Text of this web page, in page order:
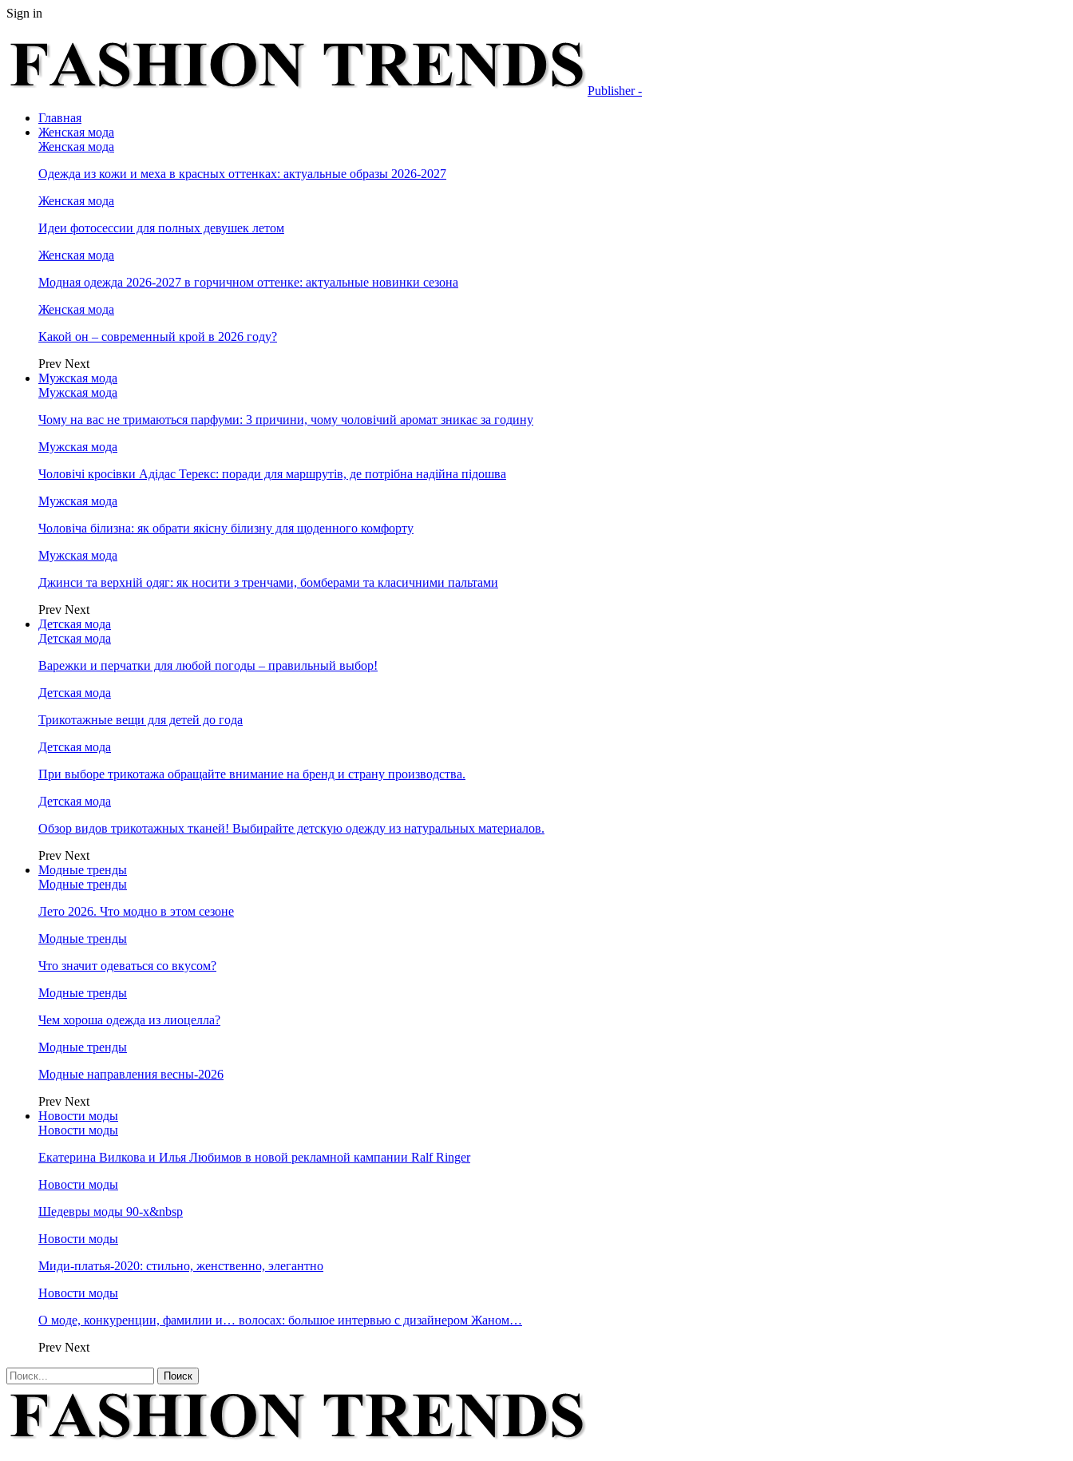
Sign in
Publisher -
Главная
Женская мода
Женская мода
Одежда из кожи и меха в красных оттенках: актуальные образы 2026-2027
Женская мода
Идеи фотосессии для полных девушек летом
Женская мода
Модная одежда 2026-2027 в горчичном оттенке: актуальные новинки сезона
Женская мода
Какой он – современный крой в 2026 году?
Prev Next
Мужская мода
Мужская мода
Чому на вас не тримаються парфуми: 3 причини, чому чоловічий аромат зникає за годину
Мужская мода
Чоловічі кросівки Адідас Терекс: поради для маршрутів, де потрібна надійна підошва
Мужская мода
Чоловіча білизна: як обрати якісну білизну для щоденного комфорту
Мужская мода
Джинси та верхній одяг: як носити з тренчами, бомберами та класичними пальтами
Prev Next
Детская мода
Детская мода
Варежки и перчатки для любой погоды – правильный выбор!
Детская мода
Трикотажные вещи для детей до года
Детская мода
При выборе трикотажа обращайте внимание на бренд и страну производства.
Детская мода
Обзор видов трикотажных тканей! Выбирайте детскую одежду из натуральных материалов.
Prev Next
Модные тренды
Модные тренды
Лето 2026. Что модно в этом сезоне
Модные тренды
Что значит одеваться со вкусом?
Модные тренды
Чем хороша одежда из лиоцелла?
Модные тренды
Модные направления весны-2026
Prev Next
Новости моды
Новости моды
Екатерина Вилкова и Илья Любимов в новой рекламной кампании Ralf Ringer
Новости моды
Шедевры моды 90-х&nbsp
Новости моды
Миди-платья-2020: стильно, женственно, элегантно
Новости моды
О моде, конкуренции, фамилии и… волосах: большое интервью с дизайнером Жаном…
Prev Next